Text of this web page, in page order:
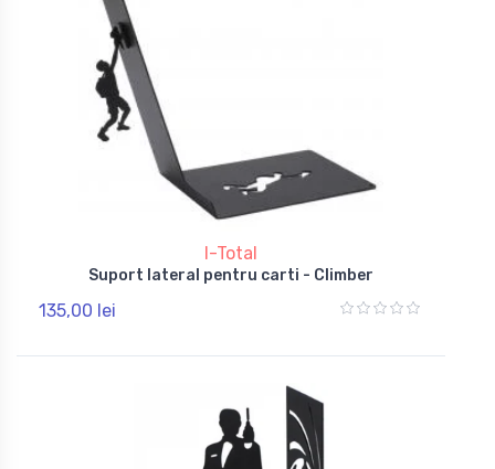
I-Total
Suport lateral pentru carti - Climber
135,00 lei